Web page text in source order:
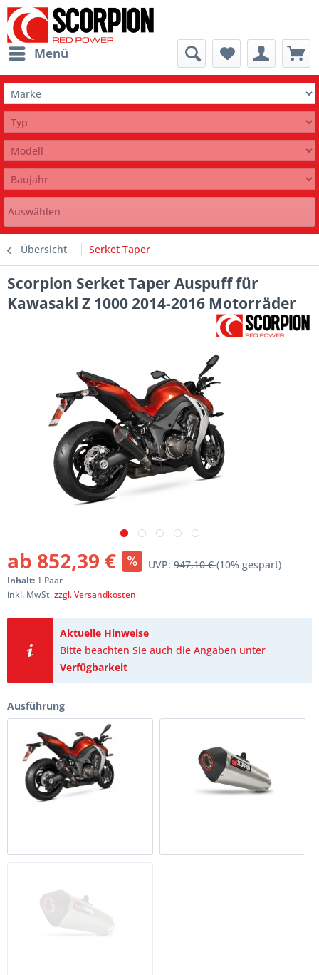
Menü
Auswählen
Übersicht Serket Taper
Scorpion Serket Taper Auspuff für
Kawasaki Z 1000 2014-2016 Motorräder
ab 852,39 € UVP: 947,10 €(10% gespart)
Inhalt: 1 Paar
inkl. MwSt.zzgl. Versandkosten
Aktuelle Hinweise
Bitte beachten Sie auch die Angaben unter
Verfügbarkeit
Ausführung